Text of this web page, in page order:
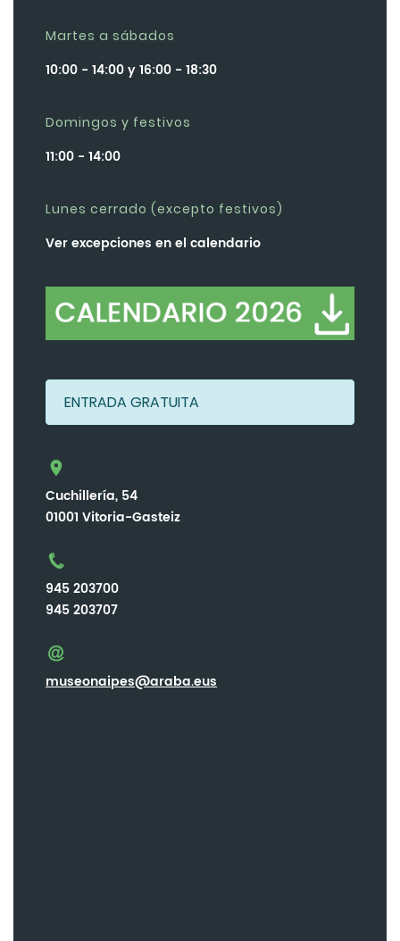
Martes a sábados
10:00 - 14:00 y 16:00 - 18:30
Domingos y festivos
11:00 - 14:00
Lunes cerrado (excepto festivos)
Ver excepciones en el calendario
ENTRADA GRATUITA
Cuchillería, 54
01001 Vitoria-Gasteiz
945 203700
945 203707
museonaipes@araba.eus